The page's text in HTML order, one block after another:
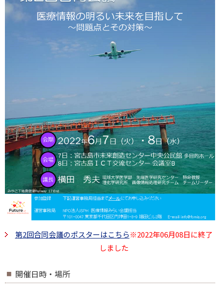
第2回合同会議のポスターはこちら※2022年06月08日に終了
しました
開催日時・場所